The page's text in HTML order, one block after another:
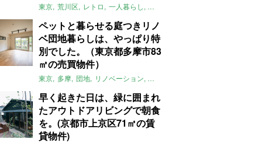
東京 荒川区 レトロ 一人暮らし タイル
ペットと暮らせる庭つきリノ
ベ団地暮らしは、やっぱり特
別でした。（東京都多摩市83
㎡の売買物件）
東京 多摩 団地 リノベーション 庭
早く起きた日は、緑に囲まれ
たアウトドアリビングで朝食
を。(京都市上京区71㎡の賃
貸物件)